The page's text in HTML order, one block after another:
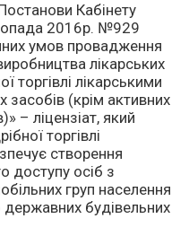
Кабінету
2016р. №929
умов провадження
лікарських
торгівлі лікарськими
засобів (крім активних
– ліцензіат, який
торгівлі
створення
доступу осіб з
груп населення
будівельних